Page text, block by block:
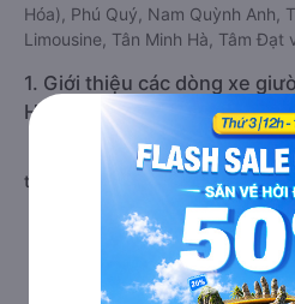
Hóa), Phú Quý, Nam Quỳnh Anh,
Limousine, Tân Minh Hà, Tâm Đạt
1. Giới thiệu các dòng xe
Hà Nội Thanh Hóa
a. Xe giường nằm Hoàng Mai -
trở lên chất lượng cao
Giới thiệu dòng xe
Hoàng Mai - Hà Nội
Xe giường nằm Hoàng Mai - Hà